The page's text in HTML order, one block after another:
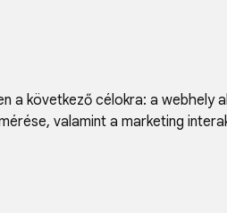
a következő célokra: a webhely
valamint a marketing